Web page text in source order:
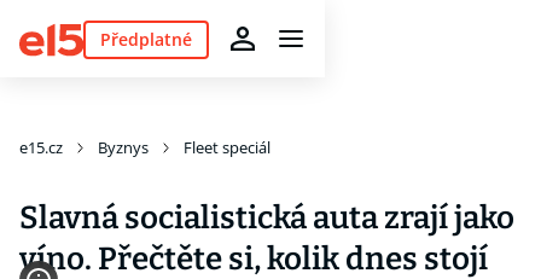
Předplatné
e15.cz Byznys Fleet speciál
Slavná socialistická auta zrají jako
víno. Přečtěte si, kolik dnes stojí